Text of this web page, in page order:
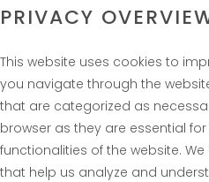
PRIVACY
This website uses cookies to
you navigate through the
that are categorized as
browser as they are essential
functionalities of the website.
that help us analyze and